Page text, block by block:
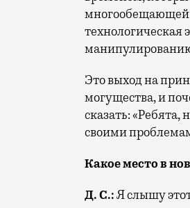
многообещающей
технологическая
Это выход на
могущества, и
сказать: «Ребята,
своими
Какое место в
Д. С.:Я слышу